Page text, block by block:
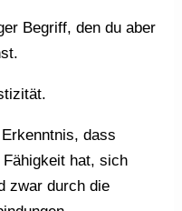
Begriff, den du aber
dass
hat, sich
zwar durch die